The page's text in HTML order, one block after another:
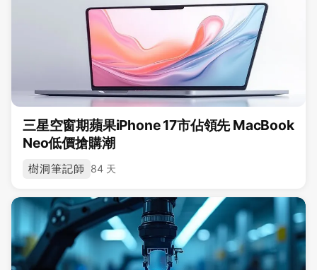
三星空窗期蘋果iPhone 17市佔領先 MacBook
Neo低價搶購潮
樹洞筆記師 84 天